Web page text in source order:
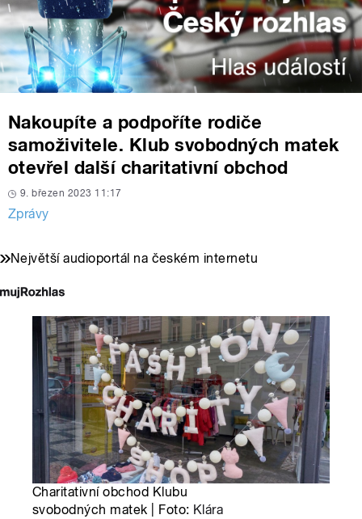
Nakoupíte a podpoříte rodiče
samoživitele. Klub svobodných matek
otevřel další charitativní obchod
9. březen 2023 11:17
Zprávy
Největší audioportál na českém internetu
Charitativní obchod Klubu
svobodných matek | Foto: Klára